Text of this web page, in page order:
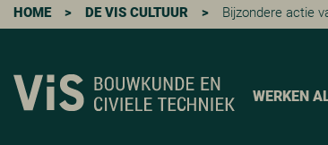
HOME > DE VIS CULTUUR > Bijzondere actie
WERKEN